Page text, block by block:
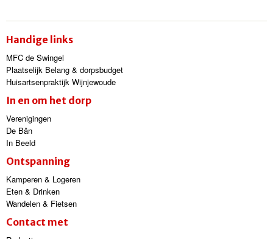
Handige links
MFC de Swingel
Plaatselijk Belang & dorpsbudget
Huisartsenpraktijk Wijnjewoude
In en om het dorp
Verenigingen
De Bân
In Beeld
Ontspanning
Kamperen & Logeren
Eten & Drinken
Wandelen & Fietsen
Contact met